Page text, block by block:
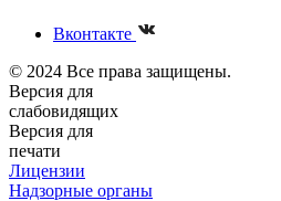
Вконтакте
© 2024 Все права защищены.
Версия для
слабовидящих
Версия для
печати
Лицензии
Надзорные органы